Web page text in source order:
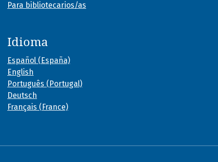
Para bibliotecarios/as
Idioma
Español (España)
English
Português (Portugal)
Deutsch
Français (France)